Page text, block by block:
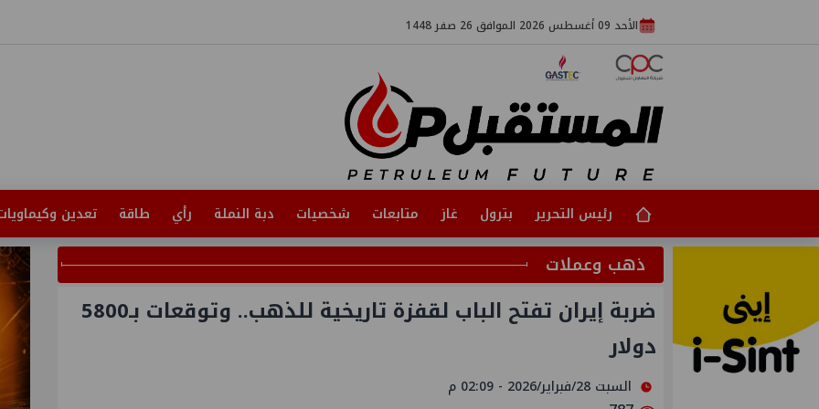
الأحد 09 أغسطس 2026 الموافق 26 صفر 1448
رئيس التحرير بترول غاز متابعات شخصيات دبة النملة رأي طاقة تعدين
ذهب وعملات
ضربة إيران تفتح الباب لقفزة تاريخية للذهب.. وتوقعات بـ5800
دولار
السبت 28/فبراير/2026 - 02:09 م